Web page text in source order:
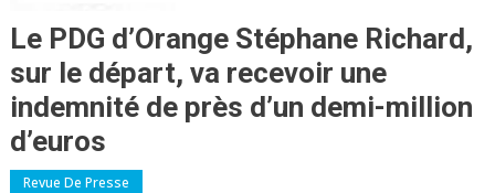
Le PDG d’Orange Stéphane Richard,
sur le départ, va recevoir une
indemnité de près d’un demi-million
d’euros
Revue De Presse